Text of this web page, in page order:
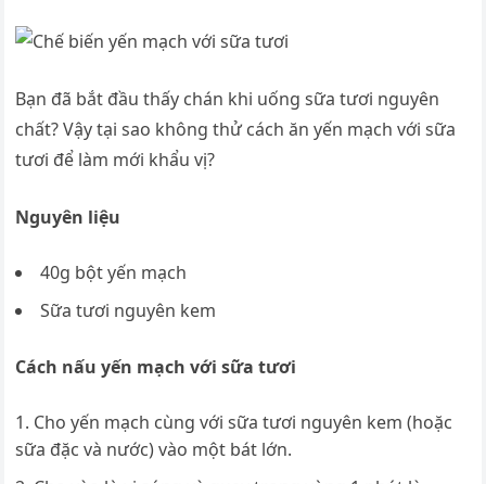
Bạn đã bắt đầu thấy chán khi uống sữa tươi nguyên
chất? Vậy tại sao không thử cách ăn yến mạch với sữa
tươi để làm mới khẩu vị?
Nguyên liệu
40g bột yến mạch
Sữa tươi nguyên kem
Cách nấu yến mạch với sữa tươi
Cho yến mạch cùng với sữa tươi nguyên kem (hoặc
sữa đặc và nước) vào một bát lớn.